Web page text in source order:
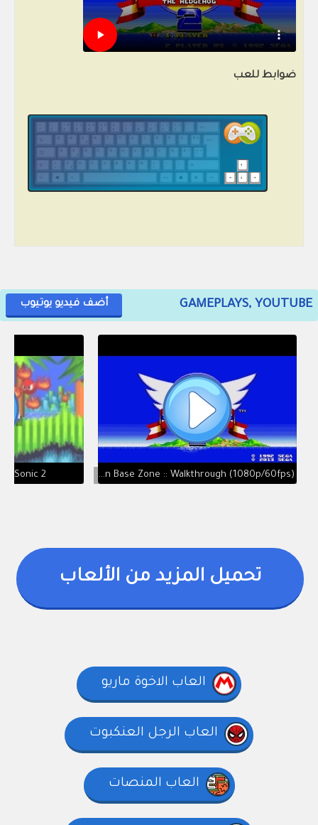
ضوابط للعب
GAMEPLAYS, YOUTUBE أضف فيديو يوتيوب
Modern Sonic In Sonic 2 (2013) ft. Marathon Base Zone :: Walkthrough (1080p/60fps)
in Sonic 2
تحميل المزيد من الألعاب
العاب الاخوة ماريو
العاب الرجل العنكبوت
العاب المنصات